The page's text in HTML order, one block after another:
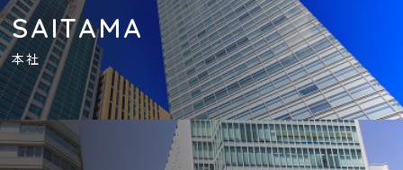
SAITAMA
本社